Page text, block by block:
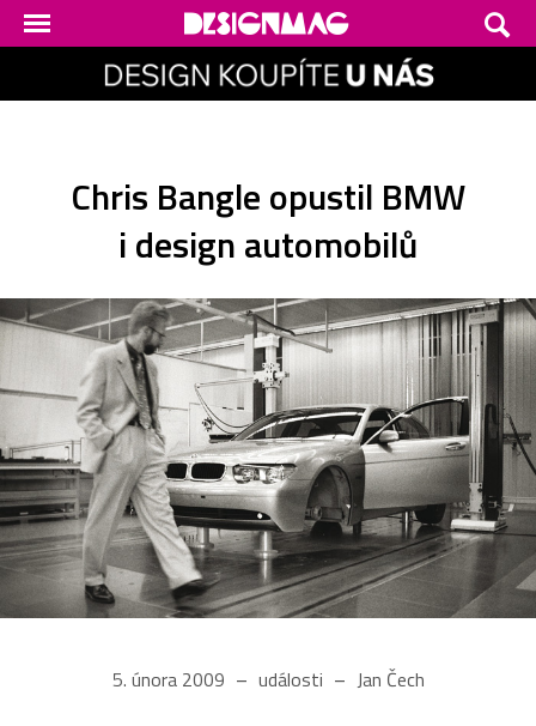
Chris Bangle opustil BMW
i design automobilů
5. února 2009 události Jan Čech